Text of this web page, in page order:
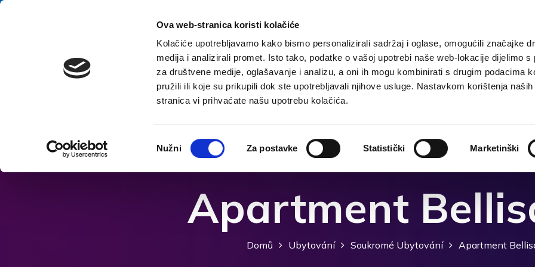
Přeskočit na obsah
Ova web-stranica koristi kolačiće
Kolačiće upotrebljavamo kako bismo personalizirali sadržaj i oglase, omogućili značajke
medija i analizirali promet. Isto tako, podatke o vašoj upotrebi naše web-lokacije dijelimo s
za društvene medije, oglašavanje i analizu, a oni ih mogu kombinirati s drugim podacima
pružili ili koje su prikupili dok ste upotrebljavali njihove usluge. Nastavkom korištenja
stranica vi prihvaćate našu upotrebu kolačića.
pristanka
Nužni Za postavke Statistički Marketinški
Domů Destinace Ubytování Co dělat?
Apartment
Domů Ubytování Soukromé Ubytování Apartment